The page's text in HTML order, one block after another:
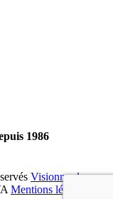
1986
Visionner le
Mentions légales